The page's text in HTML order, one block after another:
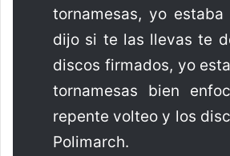
tornamesas, yo
dijo si te las llevas te
discos firmados, yo
tornamesas bien
repente volteo y los
Polimarch.